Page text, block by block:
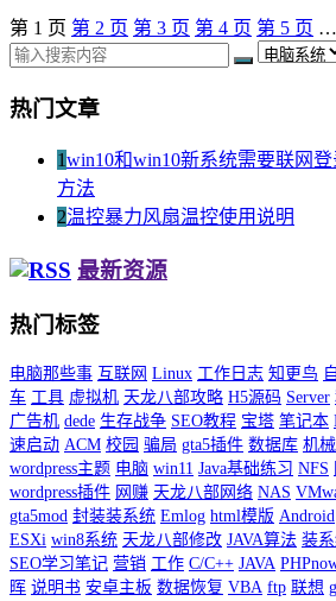
第 1 页 第 2 页 第 3 页 第 4 页 第 5 页 …
热门文章
1win10和win10新系统需要联网
方法
2温控暴力风扇温控使用说明
最新资源
热门标签
电脑那些事 互联网 Linux 工作日志 知更鸟
车 工具 虚拟机 天龙八部攻略 H5源码 Server
广告机 dede 生存战争 SEO教程 宝塔 笔记本
速启动 ACM 校园 骗局 gta5插件 数据库 机
wordpress主题 电脑 win11 Java基础练习 NFS
wordpress插件 网赚 天龙八部网络 NAS
gta5mod 封装装系统 Emlog html模版 Android
ESXi win8系统 天龙八部修改 JAVA算法 装
SEO学习笔记 营销 工作 C/C++ JAVA
晖 说明书 安卓主板 数据恢复 VBA ftp 联想